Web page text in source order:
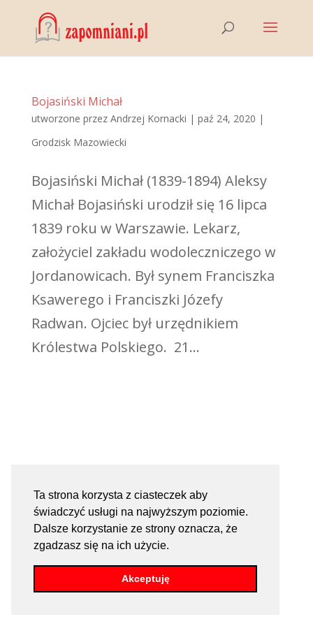
Ta strona korzysta z ciasteczek aby
świadczyć usługi na najwyższym poziomie.
Dalsze korzystanie ze strony oznacza, że
zgadzasz się na ich użycie.
Akceptuję
Bojasiński Michał
utworzone przez Andrzej Kornacki | paź 24, 2020 |
Grodzisk Mazowiecki
Bojasiński Michał (1839-1894) Aleksy
Michał Bojasiński urodził się 16 lipca
1839 roku w Warszawie. Lekarz,
założyciel zakładu wodoleczniczego w
Jordanowicach. Był synem Franciszka
Ksawerego i Franciszki Józefy
Radwan. Ojciec był urzędnikiem
Królestwa Polskiego. 21...